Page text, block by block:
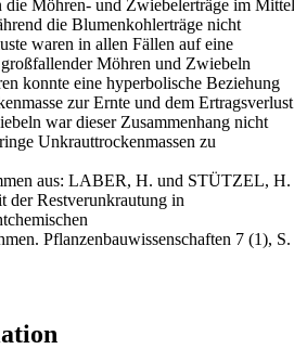
die Möhren- und Zwiebelerträge im Mittel
die Blumenkohlerträge nicht
waren in allen Fällen auf eine
Möhren und Zwiebeln
konnte eine hyperbolische Beziehung
zur Ernte und dem Ertragsverlust
war dieser Zusammenhang nicht
Unkrauttrockenmassen zu
aus: LABER, H. und STÜTZEL, H.
der Restverunkrautung in
Pflanzenbauwissenschaften 7 (1), S.